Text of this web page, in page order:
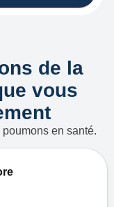
de la
vous
en santé.